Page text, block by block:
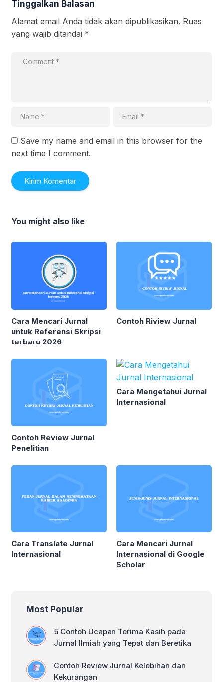
Tinggalkan Balasan
Alamat email Anda tidak akan dipublikasikan. Ruas
yang wajib ditandai *
Save my name and email in this browser for the
next time I comment.
You might also like
Cara Mencari Jurnal
untuk Referensi Skripsi
terbaru 2026
Contoh Riview Jurnal
Contoh Review Jurnal
Penelitian
Cara Mengetahui Jurnal
Internasional
Cara Translate Jurnal
Internasional
Cara Mencari Jurnal
Internasional di Google
Scholar
Most Popular
5 Contoh Ucapan Terima Kasih pada
Jurnal Ilmiah yang Tepat dan Beretika
Contoh Review Jurnal Kelebihan dan
Kekurangan